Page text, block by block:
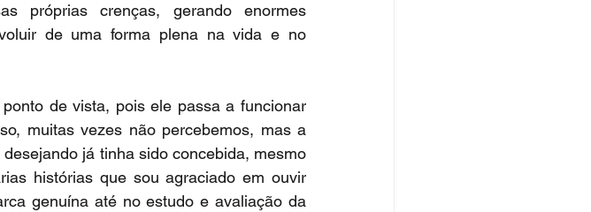
próprias crenças, gerando enormes
de uma forma plena na vida e no
de vista, pois ele passa a funcionar
muitas vezes não percebemos, mas a
já tinha sido concebida, mesmo
histórias que sou agraciado em ouvir
genuína até no estudo e avaliação da